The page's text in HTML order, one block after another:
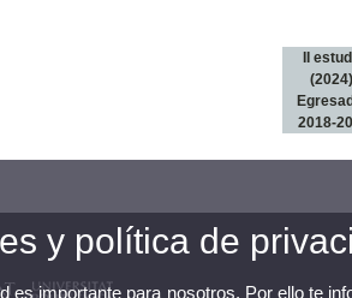
II
2018-
y política de
es importante para nosotros. Por ello te